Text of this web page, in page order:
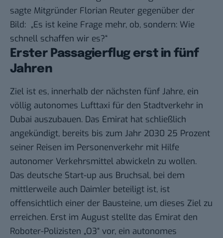
sagte Mitgründer Florian Reuter gegenüber der
Bild: „Es ist keine Frage mehr, ob, sondern: Wie
schnell schaffen wir es?“
Erster Passagierflug erst in fünf
Jahren
Ziel ist es, innerhalb der nächsten fünf Jahre, ein
völlig autonomes Lufttaxi für den Stadtverkehr in
Dubai auszubauen. Das Emirat hat schließlich
angekündigt, bereits bis zum Jahr 2030 25 Prozent
seiner Reisen im Personenverkehr mit Hilfe
autonomer Verkehrsmittel abwickeln zu wollen.
Das deutsche Start-up aus Bruchsal, bei dem
mittlerweile auch Daimler beteiligt ist, ist
offensichtlich einer der Bausteine, um dieses Ziel zu
erreichen. Erst im August stellte das Emirat den
Roboter-Polizisten „O3“ vor, ein autonomes